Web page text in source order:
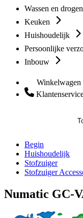
Wassen en drogen
Keuken
Huishoudelijk
Persoonlijke
Inbouw
Winkelwagen
Begin
Huishoudelijk
Stofzuiger
Stofzuiger
Numatic GC-